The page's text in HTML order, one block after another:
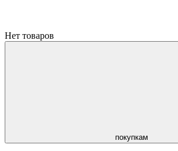
Нет товаров
покупкам